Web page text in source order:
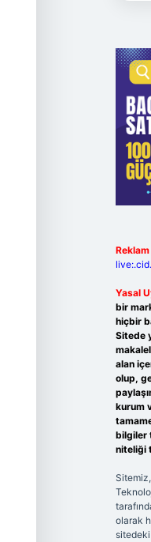
Yasal
bir
hiçbir
Sitede
alan
olup,
kurum
bilgiler
niteliği
olarak